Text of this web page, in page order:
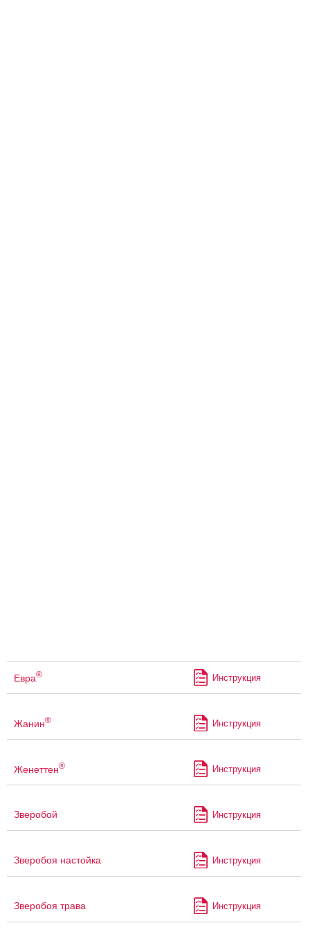
Евра® Инструкция
Жанин® Инструкция
Женеттен® Инструкция
Зверобой Инструкция
Зверобоя настойка Инструкция
Зверобоя трава Инструкция